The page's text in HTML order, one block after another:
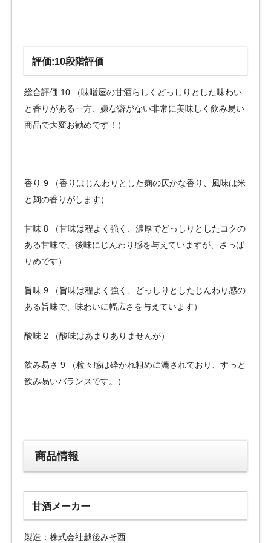
評価:10段階評価
総合評価 10 （味噌屋の甘酒らしくどっしりとした味わい
と香りがある一方、嫌な癖がない非常に美味しく飲み易い
商品で大変お勧めです！）
香り 9 （香りはじんわりとした麹の仄かな香り、風味は米
と麹の香りがします）
甘味 8 （甘味は程よく強く、濃厚でどっしりとしたコクの
ある甘味で、後味にじんわり感を与えていますが、さっぱ
りめです）
旨味 9 （旨味は程よく強く、どっしりとしたじんわり感の
ある旨味で、味わいに幅広さを与えています）
酸味 2 （酸味はあまりありませんが）
飲み易さ 9 （粒々感は砕かれ粗めに漉されており、すっと
飲み易いバランスです。）
商品情報
甘酒メーカー
製造：株式会社越後みそ西